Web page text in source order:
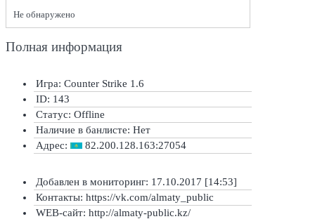
Не обнаружено
Полная информация
Игра: Counter Strike 1.6
ID: 143
Статус: Offline
Наличие в банлисте: Нет
Адрес:
82.200.128.163:27054
Добавлен в мониторинг: 17.10.2017 [14:53]
Контакты: https://vk.com/almaty_public
WEB-сайт: http://almaty-public.kz/